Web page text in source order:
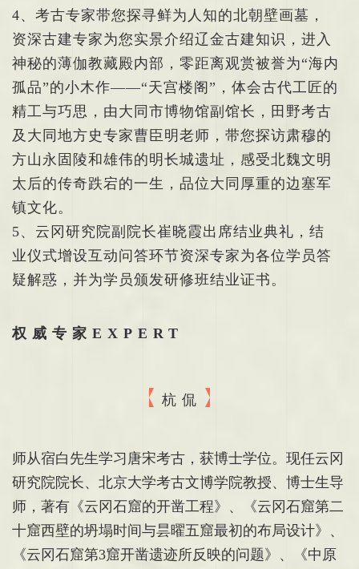
4、考古专家带您探寻鲜为人知的北朝壁画墓，
资深古建专家为您实景介绍辽金古建知识，进入
神秘的薄伽教藏殿内部，零距离观赏被誉为“海内
孤品”的小木作——“天宫楼阁”，体会古代工匠的
精工与巧思，由大同市博物馆副馆长，田野考古
及大同地方史专家曹臣明老师，带您探访肃穆的
方山永固陵和雄伟的明长城遗址，感受北魏文明
太后的传奇跌宕的一生，品位大同厚重的边塞军
镇文化。
5、云冈研究院副院长崔晓霞出席结业典礼，结
业仪式增设互动问答环节资深专家为各位学员答
疑解惑，并为学员颁发研修班结业证书。
权威专家EXPERT
杭 侃
师从宿白先生学习唐宋考古，获博士学位。现任云冈
研究院院长、北京大学考古文博学院教授、博士生导
师，著有《云冈石窟的开凿工程》、《云冈石窟第二
十窟西壁的坍塌时间与昙曜五窟最初的布局设计》、
《云冈石窟第3窟开凿遗迹所反映的问题》、《中原